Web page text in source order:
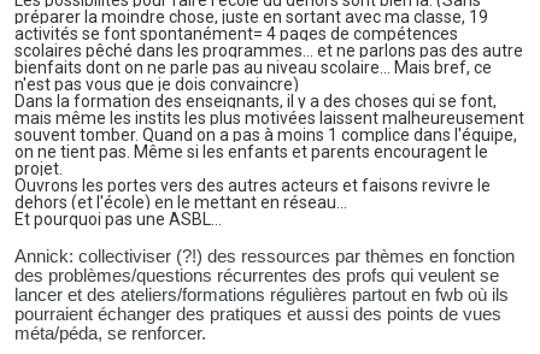
préparer la moindre chose, juste en sortant avec ma classe, 19
activités se font spontanément= 4 pages de compétences
scolaires pêché dans les programmes... et ne parlons pas des autre
bienfaits dont on ne parle pas au niveau scolaire... Mais bref, ce
n'est pas vous que je dois convaincre)
Dans la formation des enseignants, il y a des choses qui se font,
mais même les instits les plus motivées laissent malheureusement
souvent tomber. Quand on a pas à moins 1 complice dans l'équipe,
on ne tient pas. Même si les enfants et parents encouragent le
projet.
Ouvrons les portes vers des autres acteurs et faisons revivre le
dehors (et l'école) en le mettant en réseau...
Et pourquoi pas une ASBL...
Annick: collectiviser (?!) des ressources par thèmes en fonction
des problèmes/questions récurrentes des profs qui veulent se
lancer et des ateliers/formations régulières partout en fwb où ils
pourraient échanger des pratiques et aussi des points de vues
méta/péda, se renforcer.